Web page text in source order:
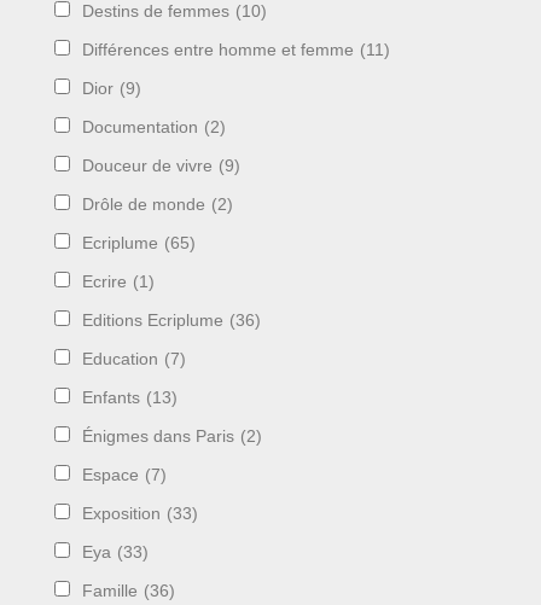
Destins de femmes (10)
Différences entre homme et femme (11)
Dior (9)
Documentation (2)
Douceur de vivre (9)
Drôle de monde (2)
Ecriplume (65)
Ecrire (1)
Editions Ecriplume (36)
Education (7)
Enfants (13)
Énigmes dans Paris (2)
Espace (7)
Exposition (33)
Eya (33)
Famille (36)